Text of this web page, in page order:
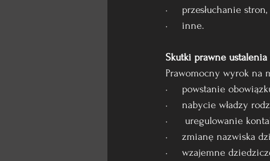
·     przesłuchanie stron,
·     inne.
Skutki prawne ustalenia
Prawomocny wyrok na
·     powstanie
·     nabycie władzy
·      uregulowanie
·     zmianę nazwiska
·     wzajemne